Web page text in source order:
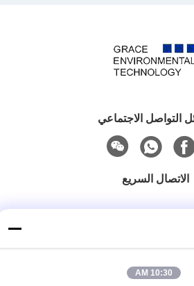
التواصل الاجتماعي
الاتصال السريع
sales@graceet.com 10:30 AM